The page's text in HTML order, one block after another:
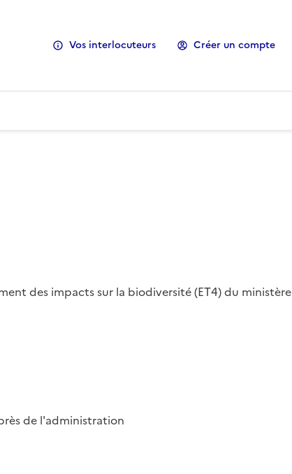
Vos interlocuteurs Créer un compte
des impacts sur la biodiversité (ET4) du
de l'administration